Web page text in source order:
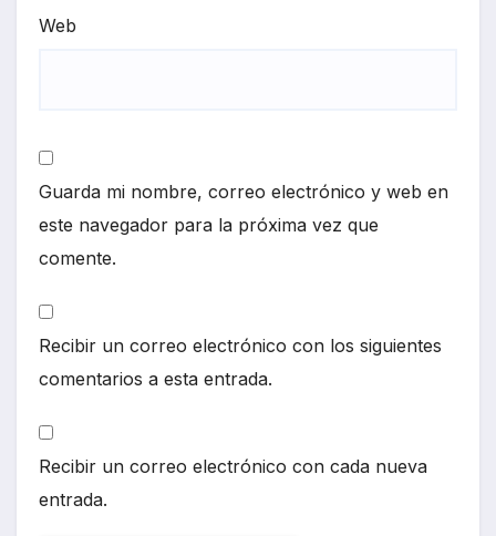
Web
Guarda mi nombre, correo electrónico y web en
este navegador para la próxima vez que
comente.
Recibir un correo electrónico con los siguientes
comentarios a esta entrada.
Recibir un correo electrónico con cada nueva
entrada.